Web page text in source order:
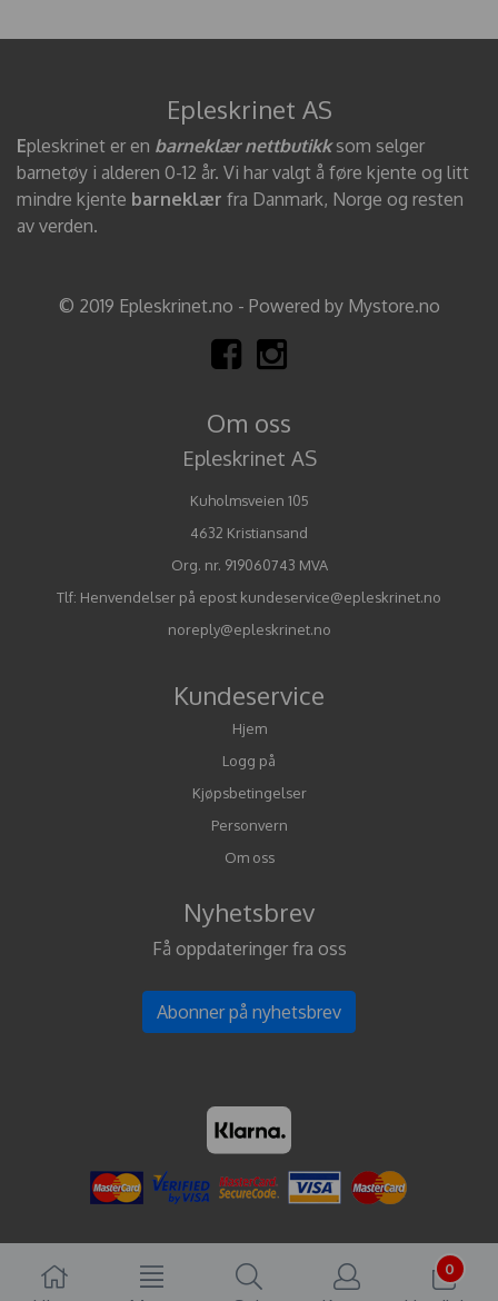
0
Epleskrinet AS
Epleskrinet er en barneklær nettbutikksom selger
barnetøy i alderen 0-12 år. Vi har valgt å føre kjente og litt
mindre kjente barneklær fra Danmark, Norge og resten
av verden.
© 2019 Epleskrinet.no - Powered by Mystore.no
Om oss
Epleskrinet AS
Kuholmsveien 105
4632 Kristiansand
Org. nr. 919060743 MVA
Tlf: Henvendelser på epost kundeservice@epleskrinet.no
noreply@epleskrinet.no
Kundeservice
Hjem
Logg på
Kjøpsbetingelser
Personvern
Om oss
Nyhetsbrev
Få oppdateringer fra oss
Abonner på nyhetsbrev